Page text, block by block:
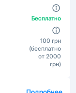
Бесплатно
100 грн
(бесплатно
от 2000
грн)